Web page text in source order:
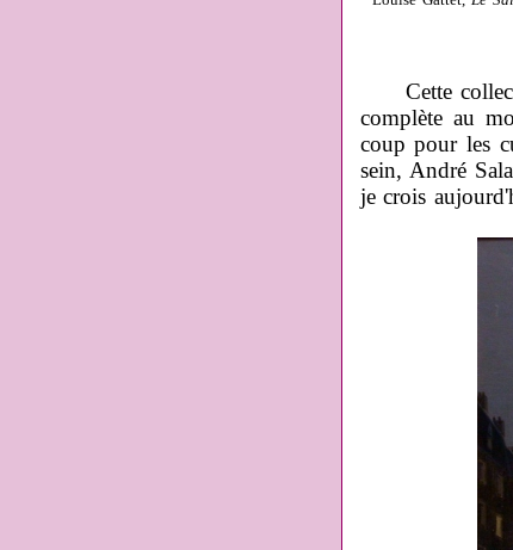
Cette
complète au
coup pour les
sein, André
je crois